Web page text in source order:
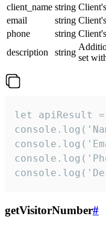
client_name string
email
string
phone
string
description
string
set
let apiResult
getVisitorNumber#